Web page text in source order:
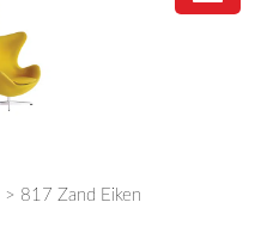
> 817 Zand Eiken